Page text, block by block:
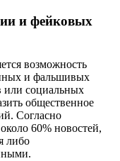
и фейковых
возможность
и фальшивых
или социальных
общественное
Согласно
60% новостей,
либо